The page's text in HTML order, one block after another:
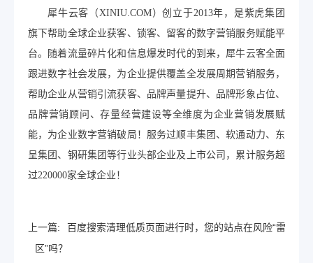
犀牛云客（XINIU.COM）创立于2013年，是紫虎集团
旗下帮助全球企业获客、锁客、留客的数字营销服务赋能平
台。随着流量碎片化和信息爆发时代的到来，犀牛云客全面
跟进数字社会发展，为企业提供覆盖全发展周期营销服务，
帮助企业从营销引流获客、品牌声量提升、品牌形象占位、
品牌营销顾问、存量经营建设等全维度为企业营销发展赋
能，为企业数字营销破局！服务过顺丰集团、软通动力、东
呈集团、钢研集团等行业头部企业及上市公司，累计服务超
过220000家全球企业！
上一篇:
百度搜索清理低质页面进行时，您的站点在风险“雷
区”吗？